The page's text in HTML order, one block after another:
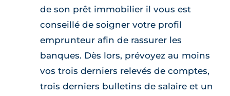
de son prêt immobilier il vous est
conseillé de soigner votre profil
emprunteur afin de rassurer les
banques. Dès lors, prévoyez au moins
vos trois derniers relevés de comptes,
trois derniers bulletins de salaire et un